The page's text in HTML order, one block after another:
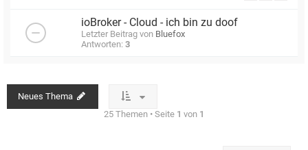
ioBroker - Cloud - ich bin zu doof
Letzter Beitrag von Bluefox
Antworten: 3
Neues Thema
25 Themen • Seite 1 von 1